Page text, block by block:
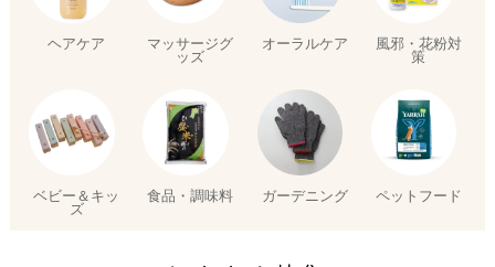
ヘアケア
マッサージグ
ッズ
オーラルケア
風邪・花粉対
策
ベビー＆キッ
ズ
食品・調味料 ガーデニング ペットフード